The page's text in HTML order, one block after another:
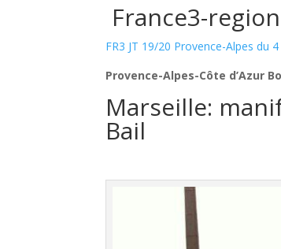
France3-
FR3 JT 19/20 Provence-Alpes du
Provence-Alpes-Côte d’Azur
Marseille:
Bail